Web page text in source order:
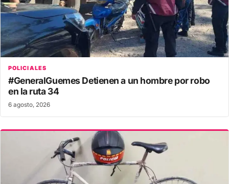
POLICIALES
#GeneralGuemes Detienen a un hombre por robo
en la ruta 34
6 agosto, 2026